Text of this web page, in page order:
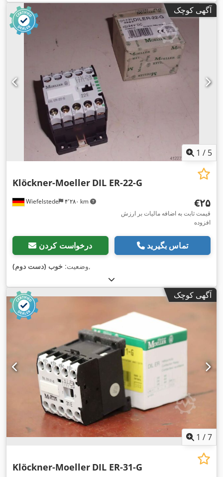
آگهی کوچک
1 / 5
Wiefelstede ۴٬۲۸۰ km
Klöckner-Moeller DIL ER-22-G
‎€۲۵
قیمت ثابت به اضافه مالیات بر ارزش
افزوده
درخواست کردن تماس بگیرید
وضعیت: خوب (دست دوم) ,
آگهی کوچک
1 /7
Klöckner-Moeller DIL ER-31-G